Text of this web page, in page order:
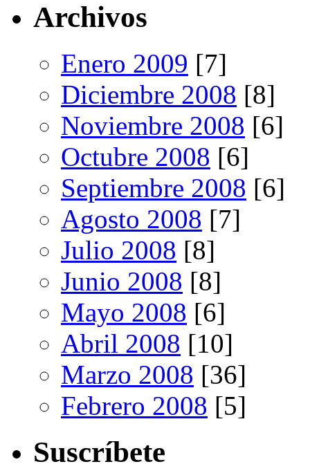
Archivos
Enero 2009 [7]
Diciembre 2008 [8]
Noviembre 2008 [6]
Octubre 2008 [6]
Septiembre 2008 [6]
Agosto 2008 [7]
Julio 2008 [8]
Junio 2008 [8]
Mayo 2008 [6]
Abril 2008 [10]
Marzo 2008 [36]
Febrero 2008 [5]
Suscríbete